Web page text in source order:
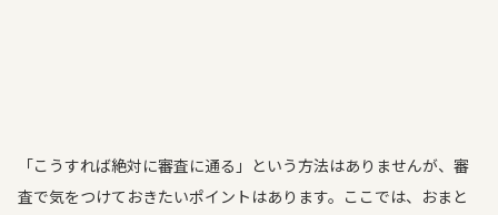
「こうすれば絶対に審査に通る」という方法はありませんが、審
査で気をつけておきたいポイントはあります。ここでは、おまと